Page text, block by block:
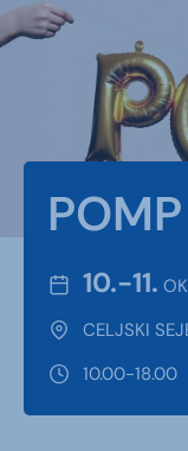
POMP
POMP
10.-11.
CELJSKI
10.00-18.00